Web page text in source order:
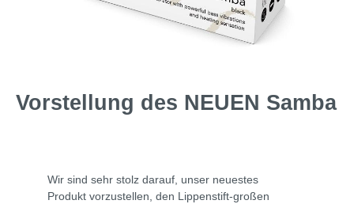
Vorstellung des NEUEN Samba
Wir sind sehr stolz darauf, unser neuestes
Produkt vorzustellen, den Lippenstift-großen